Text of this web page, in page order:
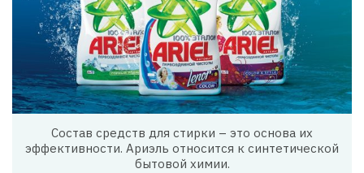
Состав средств для стирки – это основа их
эффективности. Ариэль относится к синтетической
бытовой химии.